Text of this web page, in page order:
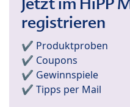
registrieren
✔️ Produktproben
✔️ Coupons
✔️ Gewinnspiele
✔️ Tipps per Mail